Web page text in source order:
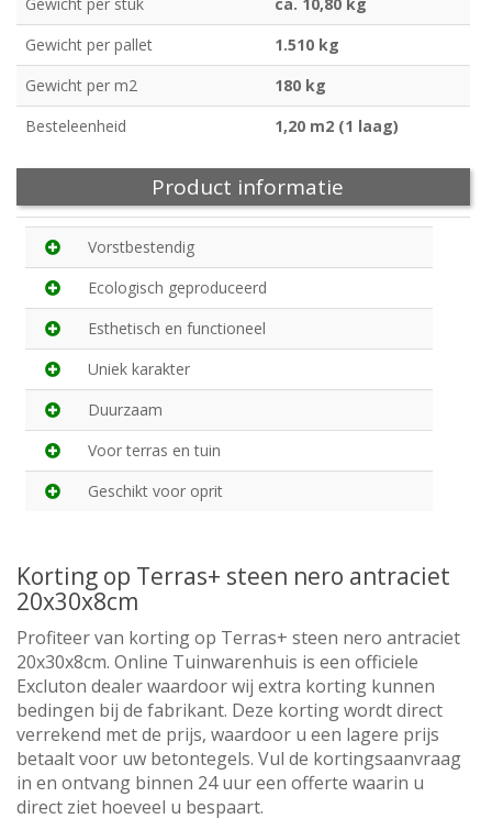
Gewicht per pallet
1.510 kg
Gewicht per m2
180 kg
Besteleenheid
1,20 m2 (1 laag)
Product informatie
Vorstbestendig
Ecologisch geproduceerd
Esthetisch en functioneel
Uniek karakter
Duurzaam
Voor terras en tuin
Geschikt voor oprit
Korting op Terras+ steen nero antraciet
20x30x8cm
Profiteer van korting op Terras+ steen nero antraciet
20x30x8cm. Online Tuinwarenhuis is een officiele
Excluton dealer waardoor wij extra korting kunnen
bedingen bij de fabrikant. Deze korting wordt direct
verrekend met de prijs, waardoor u een lagere prijs
betaalt voor uw betontegels. Vul de kortingsaanvraag
in en ontvang binnen 24 uur een offerte waarin u
direct ziet hoeveel u bespaart.